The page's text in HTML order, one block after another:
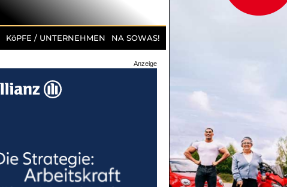
KöPFE / UNTERNEHMEN NA SOWAS!
Anzeige